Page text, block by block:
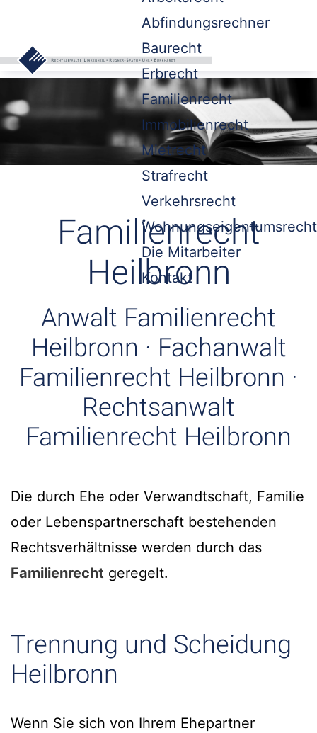
Abfindungsrechner
Baurecht
Erbrecht
Familienrecht
Immobilienrecht
Mietrecht
Strafrecht
Verkehrsrecht
Wohnungseigentumsrecht
Die Mitarbeiter
Kontakt
Familienrecht
Heilbronn
Anwalt Familienrecht
Heilbronn · Fachanwalt
Familienrecht Heilbronn ·
Rechtsanwalt
Familienrecht Heilbronn
Die durch Ehe oder Verwandtschaft, Familie
oder Lebenspartnerschaft bestehenden
Rechtsverhältnisse werden durch das
Familienrecht geregelt.
Trennung und Scheidung
Heilbronn
Wenn Sie sich von Ihrem Ehepartner